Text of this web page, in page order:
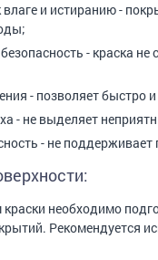
влаге и истиранию -
- краска
- позволяет быстро
- не выделяет
- не
необходимо
Рекомендуется